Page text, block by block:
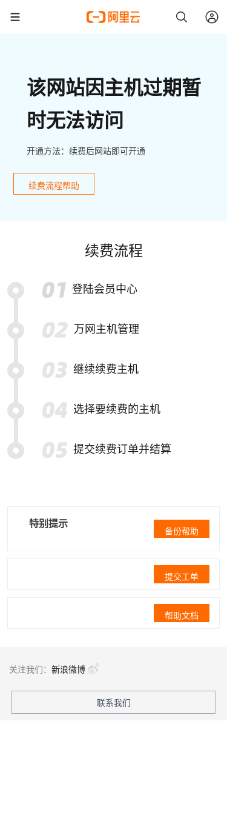
该网站因主机过期暂
时无法访问
开通方法：续费后网站即可开通
续费流程帮助
续费流程
登陆会员中心
万网主机管理
继续续费主机
选择要续费的主机
提交续费订单并结算
特别提示
备份帮助
提交工单
帮助文档